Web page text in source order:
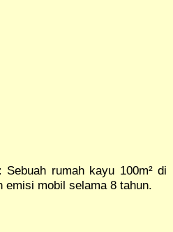
Sebuah rumah kayu 100m²
emisi mobil selama 8 tahun.